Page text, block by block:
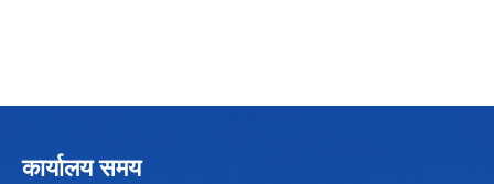
कार्यालय समय